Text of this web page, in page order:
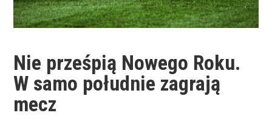
Nie prześpią Nowego Roku.
W samo południe zagrają
mecz